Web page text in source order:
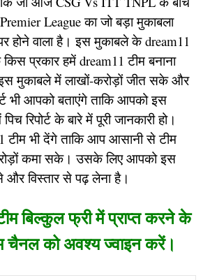
League का जो बड़ा मुकाबला
होने वाला है। इस मुकाबले के dream11
प्रकार हमें dream11 टीम बनाना
इस मुकाबले में लाखों-करोड़ों जीत सके और
भी आपको बताएंगे ताकि आपको इस
रिपोर्ट के बारे में पूरी जानकारी हो।
टीम भी देंगे ताकि आप आसानी से टीम
कमा सके। उसके लिए आपको इस
विस्तार से पढ़ लेना है।
बिल्कुल फ्री में प्राप्त करने के
चैनल को अवश्य ज्वाइन करें।